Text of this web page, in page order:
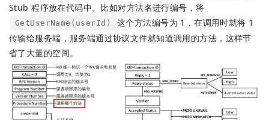
Stub 程序放在代码中。比如对方法名进行编号，将
GetUserName(userId)
这个方法编号为 1，在调用时就将 1
传输给服务端，服务端通过协议文件就知道调用的方法，这样节
省了大量的空间。